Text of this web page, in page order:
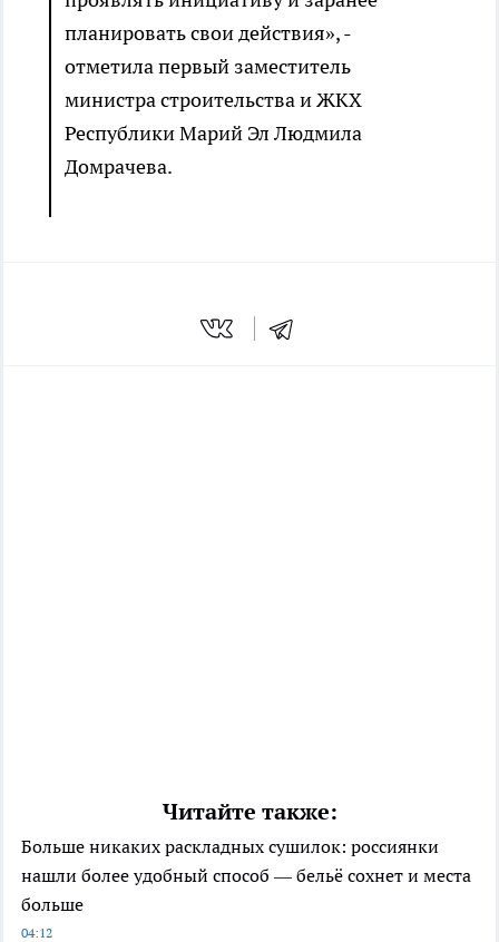
планировать свои действия», -
отметила первый заместитель
министра строительства и ЖКХ
Республики Марий Эл Людмила
Домрачева.
Читайте также:
Больше никаких раскладных сушилок: россиянки
нашли более удобный способ — бельё сохнет и места
больше
04:12